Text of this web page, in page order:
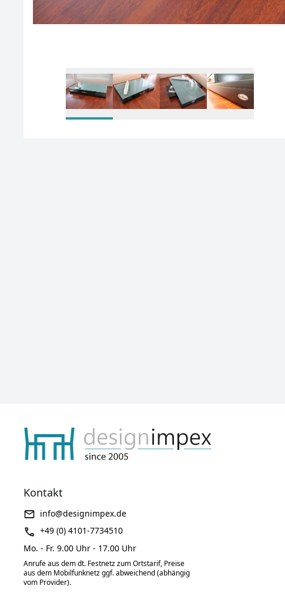
Kontakt
info@designimpex.de
+49 (0) 4101-7734510
Mo. - Fr. 9.00 Uhr - 17.00 Uhr
Anrufe aus dem dt. Festnetz zum Ortstarif, Preise
aus dem Mobilfunknetz ggf. abweichend (abhängig
vom Provider).